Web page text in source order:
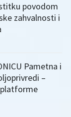
povodom
zahvalnosti i
Pametna i
–
platforme